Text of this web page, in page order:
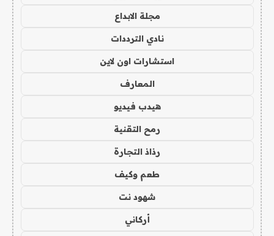
مجلة الابداع
نادي الترددات
استشارات اون لاين
المعارف
هيدب فيديو
رمح التقنية
رذاذ التجارة
طعم وكيف
شهود نت
أركاني